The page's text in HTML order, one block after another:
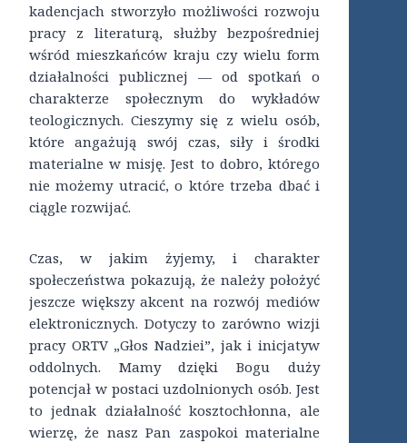
kadencjach stworzyło możliwości rozwoju
pracy z literaturą, służby bezpośredniej
wśród mieszkańców kraju czy wielu form
działalności publicznej — od spotkań o
charakterze społecznym do wykładów
teologicznych. Cieszymy się z wielu osób,
które angażują swój czas, siły i środki
materialne w misję. Jest to dobro, którego
nie możemy utracić, o które trzeba dbać i
ciągle rozwijać.
Czas, w jakim żyjemy, i charakter
społeczeństwa pokazują, że należy położyć
jeszcze większy akcent na rozwój mediów
elektronicznych. Dotyczy to zarówno wizji
pracy ORTV „Głos Nadziei”, jak i inicjatyw
oddolnych. Mamy dzięki Bogu duży
potencjał w postaci uzdolnionych osób. Jest
to jednak działalność kosztochłonna, ale
wierzę, że nasz Pan zaspokoi materialne